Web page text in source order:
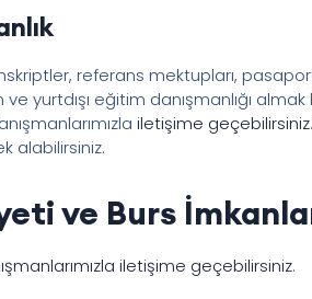
referans mektupları,
yurtdışı eğitim danışmanlığı
iletişime geçebilirsiniz
alabilirsiniz.
ve Burs
iletişime geçebilirsiniz.